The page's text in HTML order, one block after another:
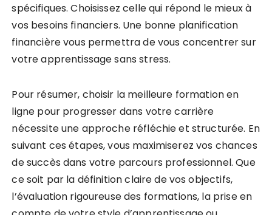
spécifiques. Choisissez celle qui répond le mieux à
vos besoins financiers. Une bonne planification
financière vous permettra de vous concentrer sur
votre apprentissage sans stress.
Pour résumer, choisir la meilleure formation en
ligne pour progresser dans votre carrière
nécessite une approche réfléchie et structurée. En
suivant ces étapes, vous maximiserez vos chances
de succès dans votre parcours professionnel. Que
ce soit par la définition claire de vos objectifs,
l’évaluation rigoureuse des formations, la prise en